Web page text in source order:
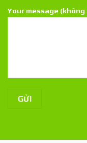
Your message (không